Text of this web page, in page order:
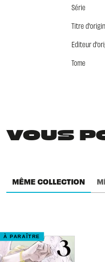
Série
Titre
Editeur
Tome
VOUS
MÊME COLLECTION
À PARAÎTRE